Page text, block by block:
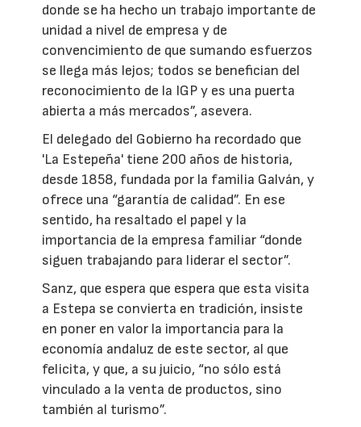
donde se ha hecho un trabajo importante de
unidad a nivel de empresa y de
convencimiento de que sumando esfuerzos
se llega más lejos; todos se benefician del
reconocimiento de la IGP y es una puerta
abierta a más mercados”, asevera.
El delegado del Gobierno ha recordado que
'La Estepeña' tiene 200 años de historia,
desde 1858, fundada por la familia Galván, y
ofrece una “garantía de calidad”. En ese
sentido, ha resaltado el papel y la
importancia de la empresa familiar “donde
siguen trabajando para liderar el sector”.
Sanz, que espera que espera que esta visita
a Estepa se convierta en tradición, insiste
en poner en valor la importancia para la
economía andaluz de este sector, al que
felicita, y que, a su juicio, “no sólo está
vinculado a la venta de productos, sino
también al turismo”.